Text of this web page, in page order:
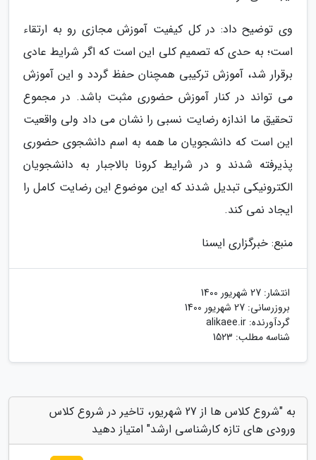
وی توضیح داد: در کل کیفیت آموزش مجازی رو به ارتقاء
است؛ به حدی که تصمیم کلی این است که اگر شرایط عادی
برقرار شد، آموزش ترکیبی همچنان حفظ گردد و این آموزش
می تواند در کنار آموزش حضوری مثبت باشد. در مجموع
تحقیق ما اندازه رضایت نسبی را نشان می داد ولی واقعیت
این است که دانشجویان ما همه به اسم دانشجوی حضوری
پذیرفته شدند و در شرایط کرونا بالاجبار به دانشجویان
الکترونیکی تبدیل شدند که این موضوع این رضایت کامل را
ایجاد نمی کند.
منبع: خبرگزاری ایسنا
انتشار: 27 شهریور 1400
بروزرسانی: 27 شهریور 1400
گردآورنده: alikaee.ir
شناسه مطلب: 1523
به "شروع کلاس ها از 27 شهریور، تاخیر در شروع کلاس
ورودی های تازه کارشناسی ارشد" امتیاز دهید